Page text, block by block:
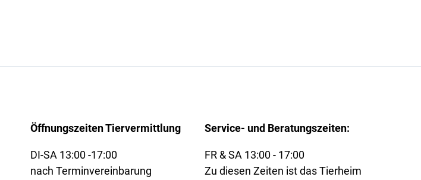
Öffnungszeiten Tiervermittlung
DI-SA 13:00 -17:00
nach Terminvereinbarung
Service- und Beratungszeiten:
FR & SA 13:00 - 17:00
Zu diesen Zeiten ist das Tierheim